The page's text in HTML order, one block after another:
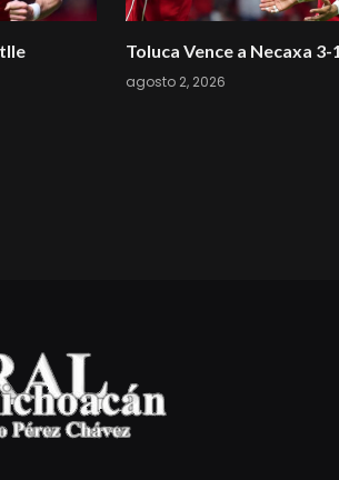
Toluca Vence a Necaxa 3-1
agosto 2, 2026